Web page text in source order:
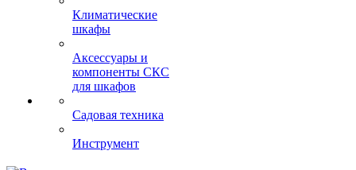
Климатические
шкафы
Аксессуары и
компоненты СКС
для шкафов
Садовая техника
Инструмент